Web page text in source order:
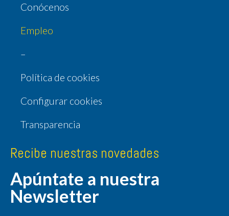
Conócenos
Empleo
–
Política de cookies
Configurar cookies
Transparencia
Recibe nuestras novedades
Apúntate a nuestra
Newsletter